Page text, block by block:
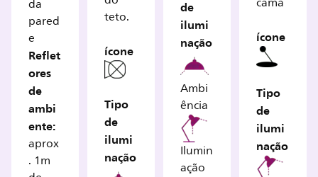
da
pared
e
Reflet
ores
de
ambi
ente:
aprox
. 1m
teto.
ícone
Tipo
de
ilumi
nação
de
ilumi
nação
Ambi
ência
Ilumin
ação
ícone
Tipo
de
ilumi
nação